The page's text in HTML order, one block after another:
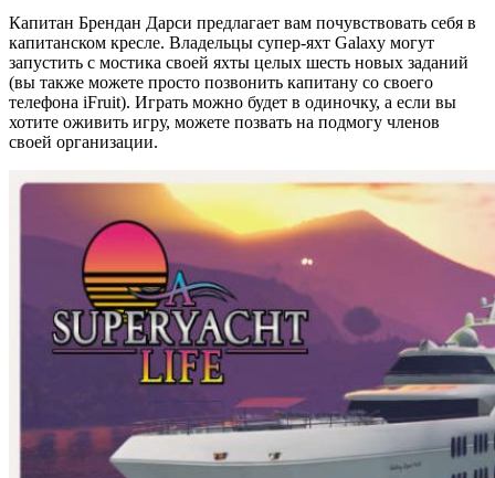
Капитан Брендан Дарси предлагает вам почувствовать себя в
капитанском кресле. Владельцы супер-яхт Galaxy могут
запустить с мостика своей яхты целых шесть новых заданий
(вы также можете просто позвонить капитану со своего
телефона iFruit). Играть можно будет в одиночку, а если вы
хотите оживить игру, можете позвать на подмогу членов
своей организации.